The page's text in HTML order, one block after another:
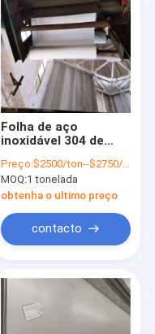
Folha de aço
inoxidável 304 de
acabamento 0,3 mm
com excelente
formabilidade
Preço:$2500/ton--$2750/ton
MOQ:1 tonelada
obtenha o ultimo preço
contacto